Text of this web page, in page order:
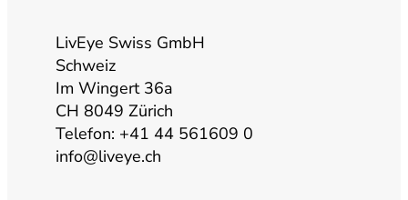
LivEye Swiss GmbH
Schweiz
Im Wingert 36a
CH 8049 Zürich
Telefon: +41 44 561609 0
info@liveye.ch